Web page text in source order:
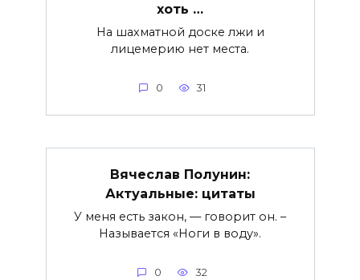
хоть …
На шахматной доске лжи и
лицемерию нет места.
0 31
Вячеслав Полунин:
Актуальные: цитаты
У меня есть закон, — говорит он. –
Называется «Ноги в воду».
0 32